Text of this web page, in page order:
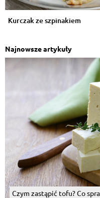
Kurczak ze szpinakiem
Najnowsze artykuły
Czym zastąpić tofu? Co